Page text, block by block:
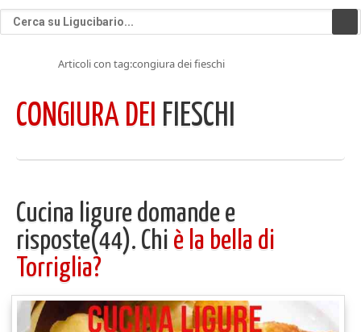
Articoli con tag:congiura dei fieschi
CONGIURA DEI FIESCHI
Cucina ligure domande e
risposte(44). Chi è la bella di
Torriglia?